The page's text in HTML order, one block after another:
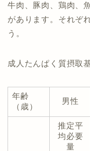
牛肉、豚肉、鶏肉、
があります。それぞ
う。
成人たんぱく質摂取
年齢
（歳）
男性
推定平
均必要
量